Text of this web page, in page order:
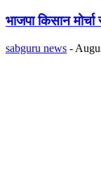
भाजपा किसान
sabguru news -